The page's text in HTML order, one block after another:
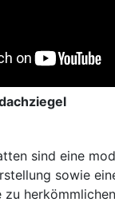
sind eine
sowie